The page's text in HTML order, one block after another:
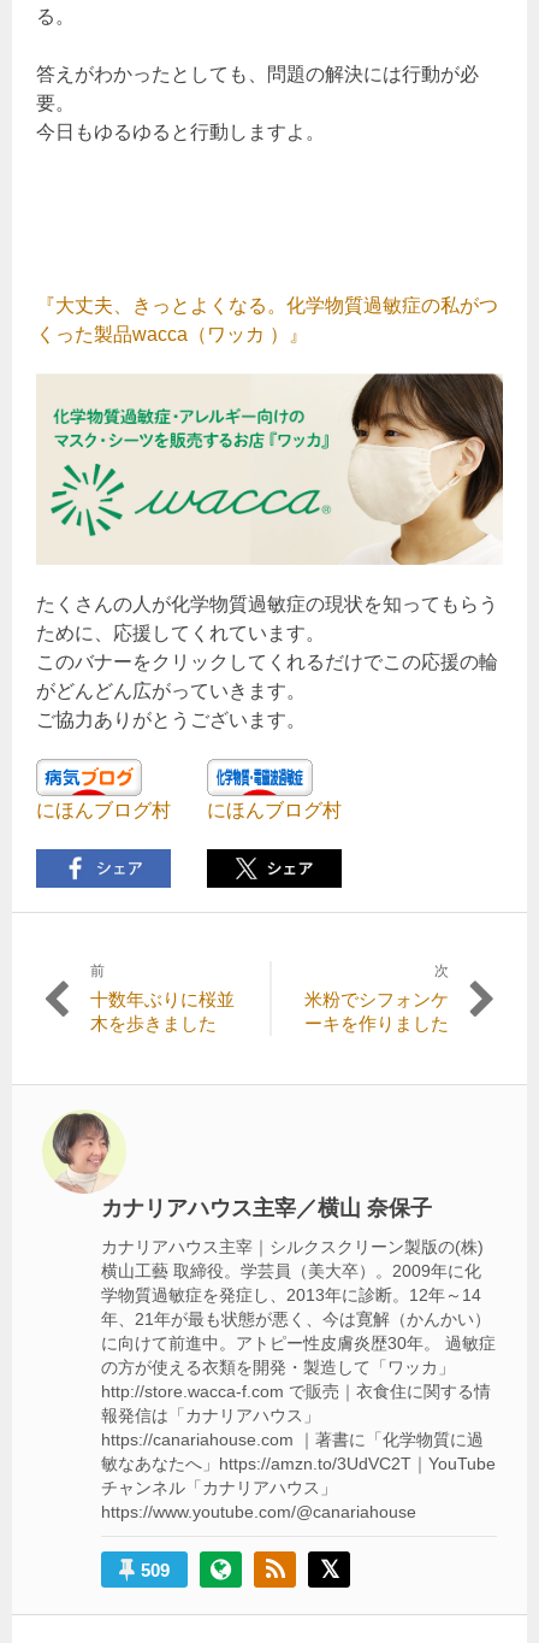
る。
答えがわかったとしても、問題の解決には行動が必
要。
今日もゆるゆると行動しますよ。
『大丈夫、きっとよくなる。化学物質過敏症の私がつ
くった製品wacca（ワッカ ）』
たくさんの人が化学物質過敏症の現状を知ってもらう
ために、応援してくれています。
このバナーをクリックしてくれるだけでこの応援の輪
がどんどん広がっていきます。
ご協力ありがとうございます。
にほんブログ村 にほんブログ村
投
稿
ビ
ゲ
ー
前
前
の
十数年ぶりに桜並
木を歩きました
次
次米粉でシフォンケ
ーキを作りました
カナリアハウス主宰／横山 奈保子
カナリアハウス主宰｜シルクスクリーン製版の(株)
横山工藝 取締役。学芸員（美大卒）。2009年に化
学物質過敏症を発症し、2013年に診断。12年～14
年、21年が最も状態が悪く、今は寛解（かんかい）
に向けて前進中。アトピー性皮膚炎歴30年。 過敏症
の方が使える衣類を開発・製造して「ワッカ」
http://store.wacca-f.com で販売｜衣食住に関する情
報発信は「カナリアハウス」
https://canariahouse.com ｜著書に「化学物質に過
敏なあなたへ」https://amzn.to/3UdVC2T｜YouTube
チャンネル「カナリアハウス」
https://www.youtube.com/@canariahouse
509